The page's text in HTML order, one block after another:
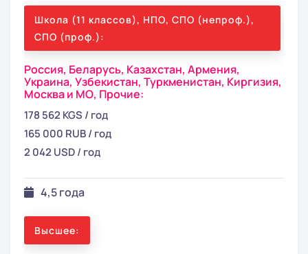
Школа (11 классов), НПО, СПО (непроф.),
СПО (проф.):
Россия, Беларусь, Казахстан, Армения,
Украина, Узбекистан, Туркменистан, Киргизия,
Москва и МО, Прочие:
178 562 KGS / год
165 000 RUB / год
2 042 USD / год
4,5 года
Высшее: